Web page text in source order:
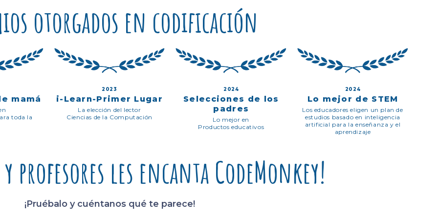
otorgados en codificación
mamá
toda la
2023
i-Learn-Primer Lugar
La elección del lector
Ciencias de la Computación
2024
Selecciones de los
padres
Lo mejor en
Productos educativos
2024
Lo mejor de STEM
Los educadores eligen un plan de
estudios basado en inteligencia
artificial para la enseñanza y el
aprendizaje
y profesores les encanta CodeMonkey!
¡Pruébalo y cuéntanos qué te parece!